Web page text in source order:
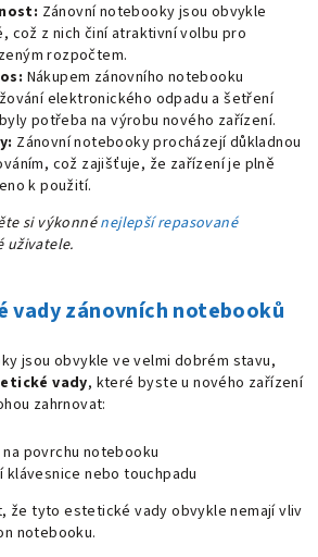
Zánovní notebooky jsou obvykle
což z nich činí atraktivní volbu pro
rozpočtem.
Nákupem zánovního notebooku
elektronického odpadu a šetření
potřeba na výrobu nového zařízení.
Zánovní notebooky procházejí důkladnou
což zajišťuje, že zařízení je plně
k použití.
si výkonnénejlepší repasované
uživatele.
vady zánovních notebooků
jsou obvykle ve velmi dobrém stavu,
vady, které byste u nového zařízení
zahrnovat:
povrchu notebooku
nebo touchpadu
že tyto estetické vady obvykle nemají vliv
notebooku.